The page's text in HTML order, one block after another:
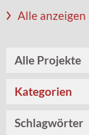
Alle anzeigen
Alle Projekte
Kategorien
Schlagwörter